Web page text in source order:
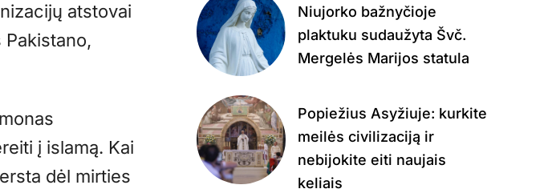
atstovai
į islamą. Kai
dėl mirties
Niujorko bažnyčioje
plaktuku sudaužyta Švč.
Mergelės Marijos statula
Popiežius Asyžiuje: kurkite
meilės civilizaciją ir
nebijokite eiti naujais
keliais